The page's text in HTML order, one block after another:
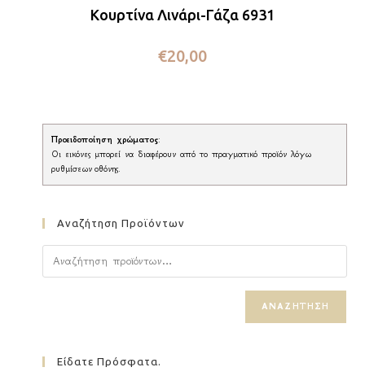
Κουρτίνα Λινάρι-Γάζα 6931
€20,00
Προειδοποίηση χρώματος:
Οι εικόνες μπορεί να διαφέρουν από το πραγματικό προϊόν λόγω
ρυθμίσεων οθόνης.
Αναζήτηση Προϊόντων
ΑΝΑΖΉΤΗΣΗ
Είδατε Πρόσφατα.